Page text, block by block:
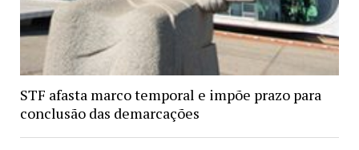
STF afasta marco temporal e impõe prazo para
conclusão das demarcações